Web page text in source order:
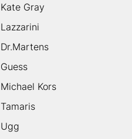
Kate Gray
Lazzarini
Dr.Martens
Guess
Michael Kors
Tamaris
Ugg